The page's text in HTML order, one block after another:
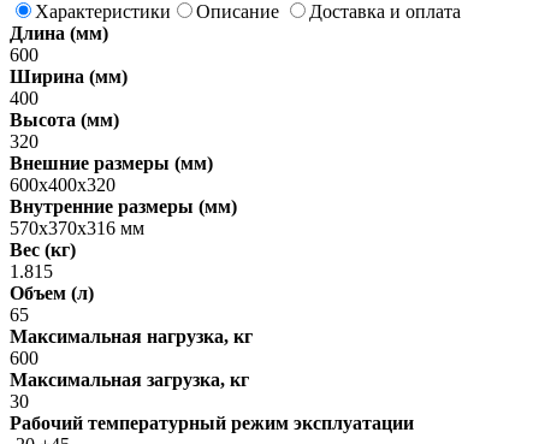
Характеристики
Описание
Доставка и оплата
Длина (мм)
600
Ширина (мм)
400
Высота (мм)
320
Внешние размеры (мм)
600х400х320
Внутренние размеры (мм)
570х370х316 мм
Вес (кг)
1.815
Объем (л)
65
Максимальная нагрузка, кг
600
Максимальная загрузка, кг
30
Рабочий температурный режим эксплуатации